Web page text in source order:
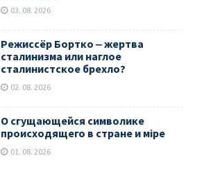
03. 08. 2026
Режиссёр Бортко ‒ жертва
сталинизма или наглое
сталинистское брехло?
02. 08. 2026
О сгущающейся символике
происходящего в стране и мiре
01. 08. 2026